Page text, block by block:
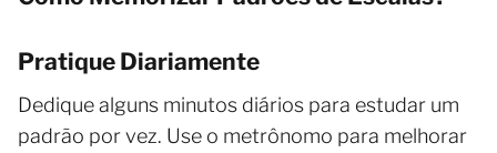
Pratique Diariamente
Dedique alguns minutos diários para estudar um
padrão por vez. Use o metrônomo para melhorar